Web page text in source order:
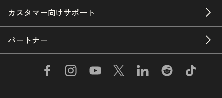
カスタマー向けサポート
パートナー